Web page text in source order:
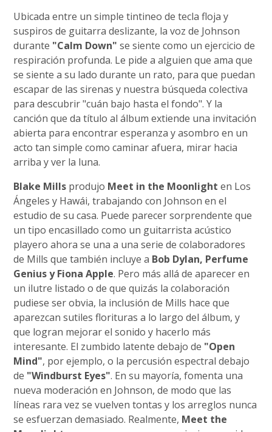
Ubicada entre un simple tintineo de tecla floja y
suspiros de guitarra deslizante, la voz de Johnson
durante "Calm Down" se siente como un ejercicio de
respiración profunda. Le pide a alguien que ama que
se siente a su lado durante un rato, para que puedan
escapar de las sirenas y nuestra búsqueda colectiva
para descubrir "cuán bajo hasta el fondo". Y la
canción que da título al álbum extiende una invitación
abierta para encontrar esperanza y asombro en un
acto tan simple como caminar afuera, mirar hacia
arriba y ver la luna.
Blake Mills produjo Meet in the Moonlight en Los
Ángeles y Hawái, trabajando con Johnson en el
estudio de su casa. Puede parecer sorprendente que
un tipo encasillado como un guitarrista acústico
playero ahora se una a una serie de colaboradores
de Mills que también incluye a Bob Dylan, Perfume
Genius y Fiona Apple. Pero más allá de aparecer en
un ilutre listado o de que quizás la colaboración
pudiese ser obvia, la inclusión de Mills hace que
aparezcan sutiles florituras a lo largo del álbum, y
que logran mejorar el sonido y hacerlo más
interesante. El zumbido latente debajo de "Open
Mind", por ejemplo, o la percusión espectral debajo
de "Windburst Eyes". En su mayoría, fomenta una
nueva moderación en Johnson, de modo que las
líneas rara vez se vuelven tontas y los arreglos nunca
se esfuerzan demasiado. Realmente, Meet the